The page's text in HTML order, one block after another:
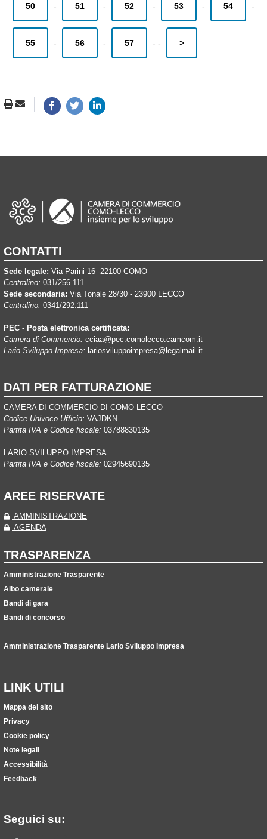
50 - 51 - 52 - 53 - 54 -
55 - 56 - 57 - - >
CONTATTI
Sede legale: Via Parini 16 -22100 COMO
Centralino: 031/256.111
Sede secondaria: Via Tonale 28/30 - 23900 LECCO
Centralino: 0341/292.111
PEC - Posta elettronica certificata:
Camera di Commercio: cciaa@pec.comolecco.camcom.it
Lario Sviluppo Impresa: lariosviluppoimpresa@legalmail.it
DATI PER FATTURAZIONE
CAMERA DI COMMERCIO DI COMO-LECCO
Codice Univoco Ufficio: VAJDKN
Partita IVA e Codice fiscale: 03788830135
LARIO SVILUPPO IMPRESA
Partita IVA e Codice fiscale: 02945690135
AREE RISERVATE
AMMINISTRAZIONE
AGENDA
TRASPARENZA
Amministrazione Trasparente
Albo camerale
Bandi di gara
Bandi di concorso
Amministrazione Trasparente Lario Sviluppo Impresa
LINK UTILI
Mappa del sito
Privacy
Cookie policy
Note legali
Accessibilità
Feedback
Seguici su: